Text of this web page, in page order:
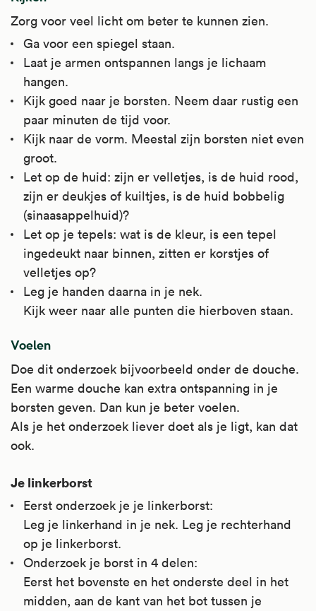
Zorg voor veel licht om beter te kunnen zien.
Ga voor een spiegel staan.
Laat je armen ontspannen langs je lichaam
hangen.
Kijk goed naar je borsten. Neem daar rustig een
paar minuten de tijd voor.
Kijk naar de vorm. Meestal zijn borsten niet even
groot.
Let op de huid: zijn er velletjes, is de huid rood,
zijn er deukjes of kuiltjes, is de huid bobbelig
(sinaasappelhuid)?
Let op je tepels: wat is de kleur, is een tepel
ingedeukt naar binnen, zitten er korstjes of
velletjes op?
Leg je handen daarna in je nek.
Kijk weer naar alle punten die hierboven staan.
Voelen
Doe dit onderzoek bijvoorbeeld onder de douche.
Een warme douche kan extra ontspanning in je
borsten geven. Dan kun je beter voelen.
Als je het onderzoek liever doet als je ligt, kan dat
ook.
Je linkerborst
Eerst onderzoek je je linkerborst:
Leg je linkerhand in je nek. Leg je rechterhand
op je linkerborst.
Onderzoek je borst in 4 delen:
Eerst het bovenste en het onderste deel in het
midden, aan de kant van het bot tussen je